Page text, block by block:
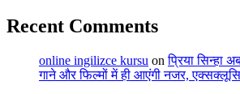
Recent Comments
online ingilizce kursu onप्रिया सिन्हा
गाने और फिल्मों में ही आएंगी नजर,